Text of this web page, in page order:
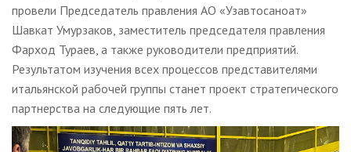
провели Председатель правления АО «Узавтосаноат»
Шавкат Умурзаков, заместитель председателя правления
Фарход Тураев, а также руководители предприятий.
Результатом изучения всех процессов представителями
итальянской рабочей группы станет проект стратегического
партнерства на следующие пять лет.